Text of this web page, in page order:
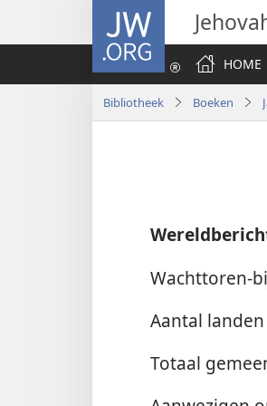
JW.ORG
HOME
Bibliotheek Boeken
Wachttoren-
Aantal
Totaal